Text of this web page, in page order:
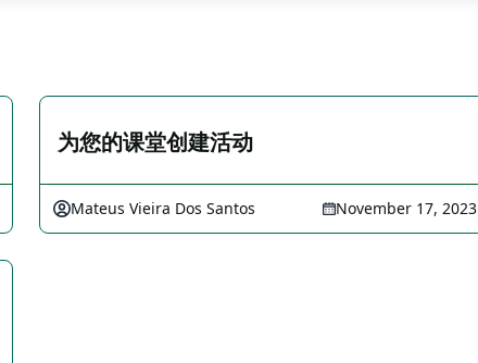
为您的课堂创建活动
Mateus Vieira Dos Santos November 17, 2023